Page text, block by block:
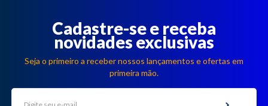
Cadastre-se e receba
novidades exclusivas
Seja o primeiro a receber nossos lançamentos e ofertas em
primeira mão.